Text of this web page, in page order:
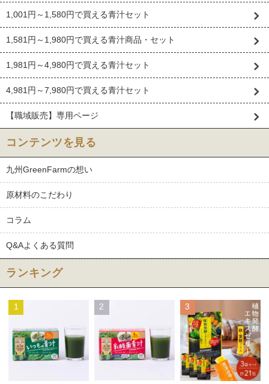
1,001円～1,580円で買える青汁セット
1,581円～1,980円で買える青汁商品・セット
1,981円～4,980円で買える青汁セット
4,981円～7,980円で買える青汁セット
【職域販売】専用ページ
コンテンツを見る
九州GreenFarmの想い
原材料のこだわり
コラム
Q&Aよくある質問
ランキング
1 2 3